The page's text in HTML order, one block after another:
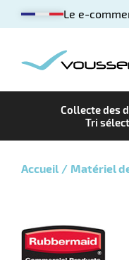
Le e-
Collecte des
Tri
Accueil Matériel